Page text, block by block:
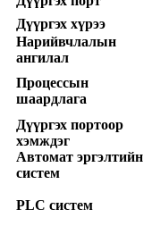
Дүүргэх хүрээ
Нарийвчлалын
ангилал
Процессын
шаардлага
Дүүргэх портоор
хэмждэг
Автомат эргэлтийн
систем
PLC систем